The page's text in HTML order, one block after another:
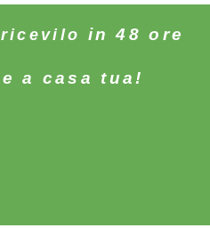
ricevilo in 48 ore
a casa tua!